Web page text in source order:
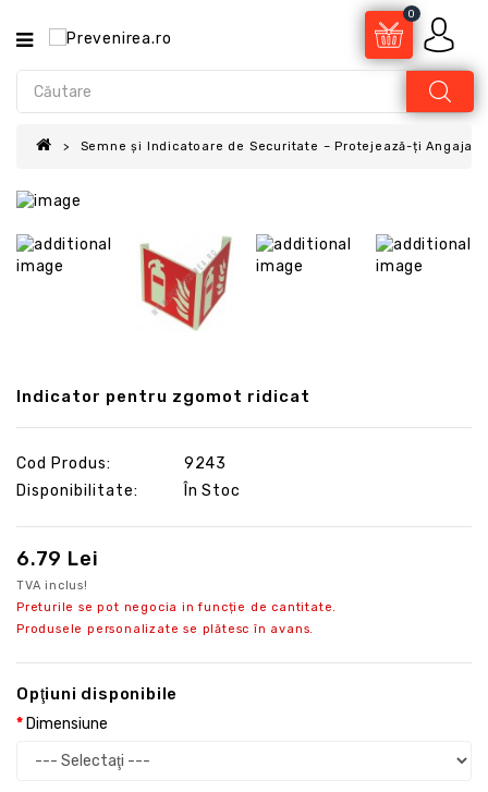
0
Semne și Indicatoare de Securitate – Protejează-ți
Indicator pentru zgomot ridicat
Cod Produs:
9243
Disponibilitate:
În Stoc
6.79 Lei
TVA inclus!
Preturile se pot negocia in funcție de cantitate.
Produsele personalizate se plătesc în avans.
Opţiuni disponibile
Dimensiune